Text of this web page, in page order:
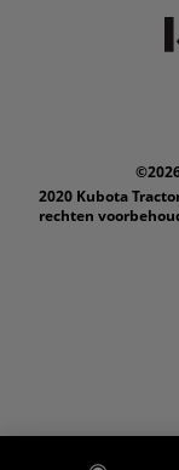
2020 Kubota
rechten